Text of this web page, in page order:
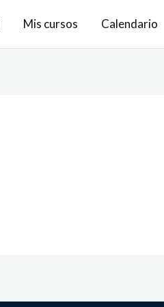
Mis cursos Calendario